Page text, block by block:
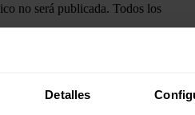
Detalles
no será publicada. Todos los
reCAPTCHA y la
Política de